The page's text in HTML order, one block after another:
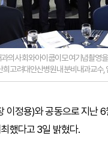
의사회와아이쿱이모여기념촬영
고려대안산병원내분비내과교
정용)와 공동으로 지난
했다고 3일 밝혔다.